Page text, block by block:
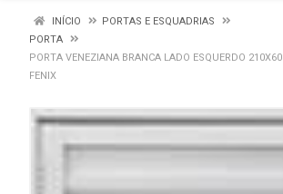
INÍCIO
PORTAS E ESQUADRIAS
PORTA
PORTA VENEZIANA BRANCA LADO ESQUERDO 210X60
FENIX